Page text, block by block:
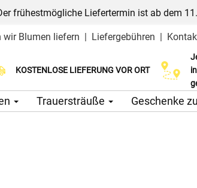
frühestmögliche Liefertermin ist ab dem
wir Blumen liefern | Liefergebühren |
KOSTENLOSE LIEFERUNG VOR ORT
Wählen Sie Ihr Lieferdatum
Trauersträuße Geschenke